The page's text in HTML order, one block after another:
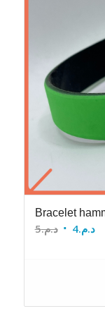
Bracelet
د.م.5
Le
د.م.4
Le